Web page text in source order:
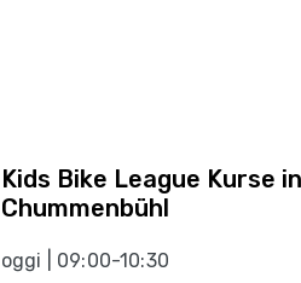
Kids Bike League Kurse
Chummenbühl
oggi | 09:00-10:30